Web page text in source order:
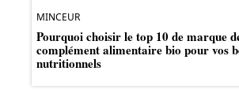
MINCEUR
Pourquoi choisir le top 10 de marque
complément alimentaire bio pour vos
nutritionnels